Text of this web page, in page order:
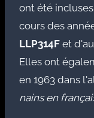
ont été
cours des
LLP314F et
Elles ont
en 1963 dans
nains en